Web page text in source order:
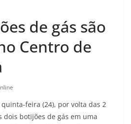
de gás são
Centro de
feira (24), por volta das 2
botijões de gás em uma